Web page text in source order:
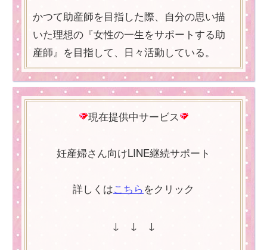
かつて助産師を目指した際、自分の思い描
いた理想の『女性の一生をサポートする助
産師』を目指して、日々活動している。
現在提供中サービス
妊産婦さん向けLINE継続サポート
詳しくはこちらをクリック
↓ ↓ ↓